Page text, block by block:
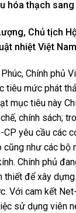
hóa thạch sang
Chủ tịch
nhiệt Việt
Chính phủ
tiêu mức phát
mục tiêu này
chính sách;
yêu cầu các
như các bộ
Chính phủ
thiết để xây
Với cam kết
sử dụng viên